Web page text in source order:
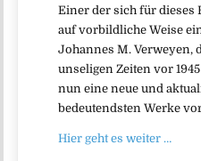
Einer der sich für dieses
auf vorbildliche Weise
Johannes M. Verweyen,
unseligen Zeiten vor
nun eine neue und
bedeutendsten Werke
Hier geht es weiter …